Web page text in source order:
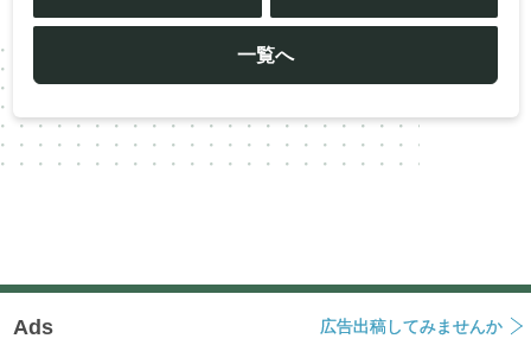
ビ
ー
シ
ョ
一覧へ
Ads 広告出稿してみませんか